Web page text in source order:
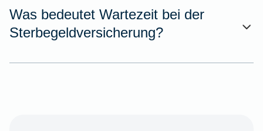
Was bedeutet Wartezeit bei der
Sterbegeldversicherung?